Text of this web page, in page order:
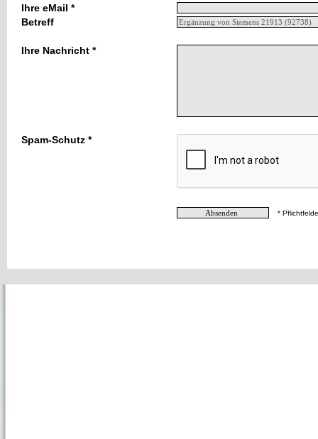
Ihre eMail *
Betreff
Ihre Nachricht *
Spam-Schutz *
*